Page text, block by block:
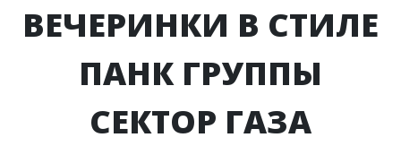
ВЕЧЕРИНКИ В СТИЛЕ
ПАНК ГРУППЫ
СЕКТОР ГАЗА